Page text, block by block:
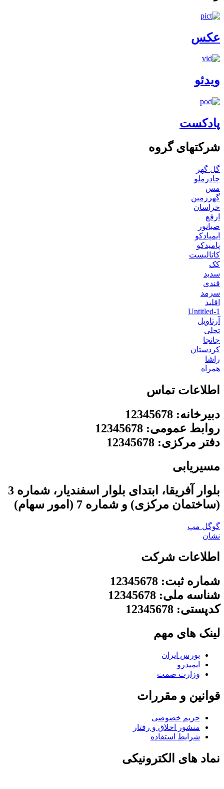
عکس
ویدئو
پادکست
شرکتهای گروه
گل گهر
چادرملو
مس
گهرزمین
خراسان
ارفع
صبانور
ایمپادکو
پامیدکو
کاتالیست
کک
سدید
قندی
سرمد
اقلید
Untitled-1
آرتاویل
تجلی
جانجا
کردستان
راشا
همراه
اطلاعات تماس
دبیرخانه: 12345678
روابط عمومی: 12345678
دفتر مرکزی: 12345678
مسیریابی
بلوار آفریقا، ابتدای بلوار اسفندیار، شماره 3
(ساختمان مرکزی) و شماره 7 (امور سهام)
گوگل مپ
نشان
اطلاعات شرکت
شماره ثبت: 12345678
شناسه ملی: 12345678
کدپستی: 12345678
لینک های مهم
بورس ایران
ایمیدرو
وزارت صمت
قوانین و مقررات
حریم خصوصی
منشور اخلاق و رفتار
شرایط استفاده
نماد های الکترونیکی